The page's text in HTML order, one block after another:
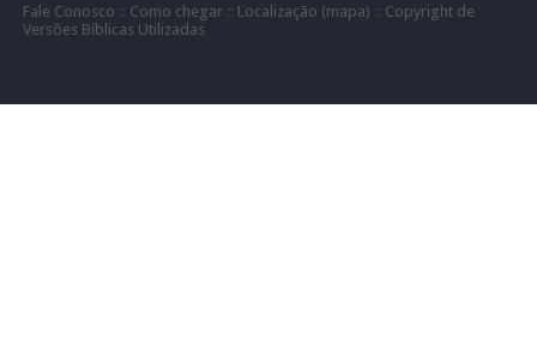
Fale Conosco :: Como chegar:: Localização (mapa) :: Copyright de
Versões Bíblicas Utilizadas